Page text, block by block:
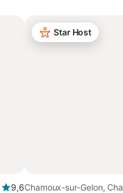
9,6
Star Host
Chamoux-sur-Gelon,